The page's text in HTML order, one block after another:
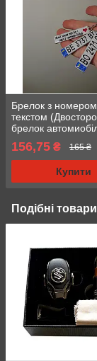
Брелок з
текстом
брелок
логотипом
156,75 ₴ 165 ₴
Купити
Подібні